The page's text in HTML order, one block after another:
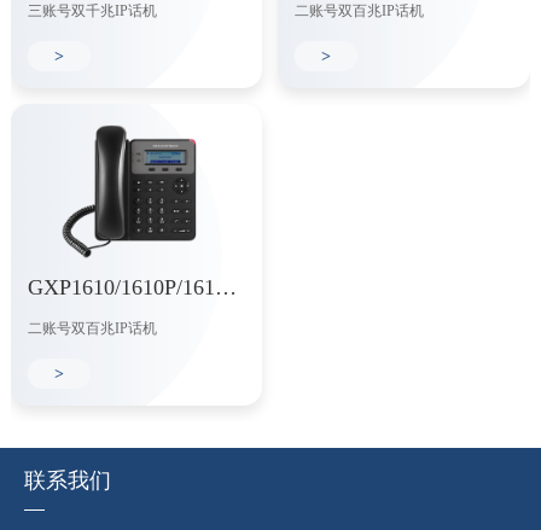
三账号双千兆IP话机
>
二账号双百兆IP话机
>
GXP1610/1610P/1615 IP话机
二账号双百兆IP话机
>
联系我们